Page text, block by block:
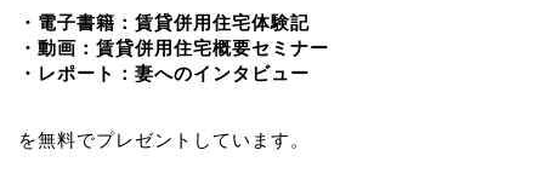
・電子書籍：賃貸併用住宅体験記
・動画：賃貸併用住宅概要セミナー
・レポート：妻へのインタビュー
を無料でプレゼントしています。